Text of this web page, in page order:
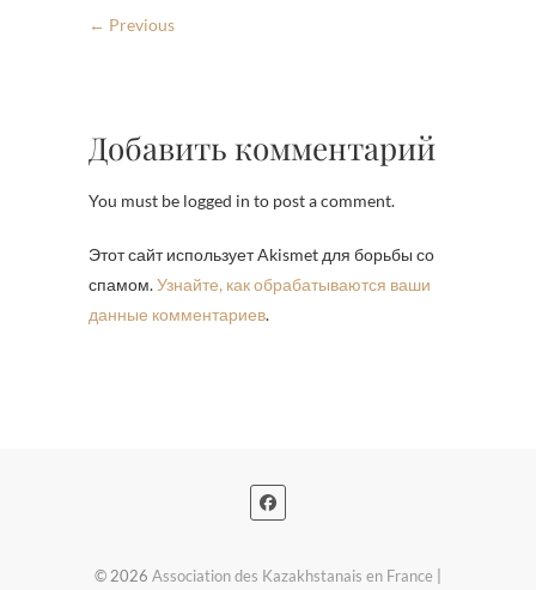
← Previous
Добавить комментарий
You must be logged in to post a comment.
Этот сайт использует Akismet для борьбы со
спамом.Узнайте, как обрабатываются ваши
данные комментариев.
© 2026 Association des Kazakhstanais en France